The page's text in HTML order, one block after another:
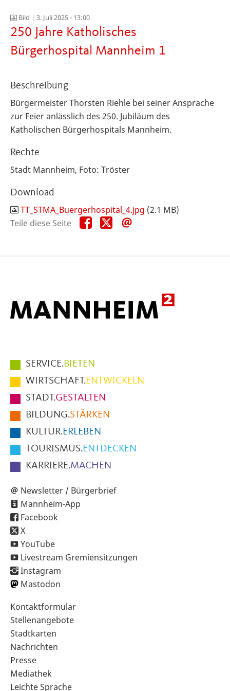
Bild | 3. Juli 2025 - 13:00
250 Jahre Katholisches
Bürgerhospital Mannheim 1
Beschreibung
Bürgermeister Thorsten Riehle bei seiner Ansprache
zur Feier anlässlich des 250. Jubiläum des
Katholischen Bürgerhospitals Mannheim.
Rechte
Stadt Mannheim, Foto: Tröster
Download
TT_STMA_Buergerhospital_4.jpg (2.1 MB)
Teile diese Seite
Teile
diese
Teile
diese
Hauptmenüpunkte
im
Fußbereich
der
Seite
SERVICE.BIETEN
WIRTSCHAFT.ENTWICKELN
STADT.GESTALTEN
BILDUNG.STÄRKEN
KULTUR.ERLEBEN
TOURISMUS.ENTDECKEN
KARRIERE.MACHEN
Newsletter / Bürgerbrief
Mannheim-App
Facebook
X
YouTube
Livestream Gremiensitzungen
Instagram
Mastodon
Sekundärnavigation
im
Fußbereich
Kontaktformular
Stellenangebote
Stadtkarten
Nachrichten
Presse
Mediathek
Leichte Sprache